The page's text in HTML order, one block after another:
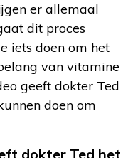
er allemaal
dit proces
iets doen om het
van vitamine
geeft dokter Ted
doen om
dokter Ted het